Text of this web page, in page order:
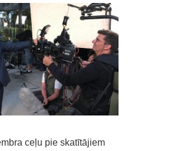
ceļu pie skatītājiem